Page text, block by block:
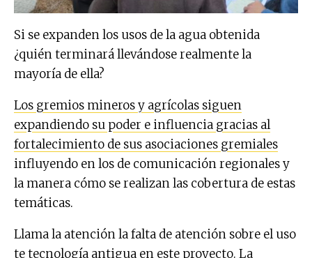
Si se expanden los usos de la agua obtenida
¿quién terminará llevándose realmente la
mayoría de ella?
Los gremios mineros y agrícolas siguen
expandiendo su poder e influencia gracias al
fortalecimiento de sus asociaciones gremiales
influyendo en los de comunicación regionales y
la manera cómo se realizan las cobertura de estas
temáticas.
Llama la atención la falta de atención sobre el uso
te tecnología antigua en este proyecto. La